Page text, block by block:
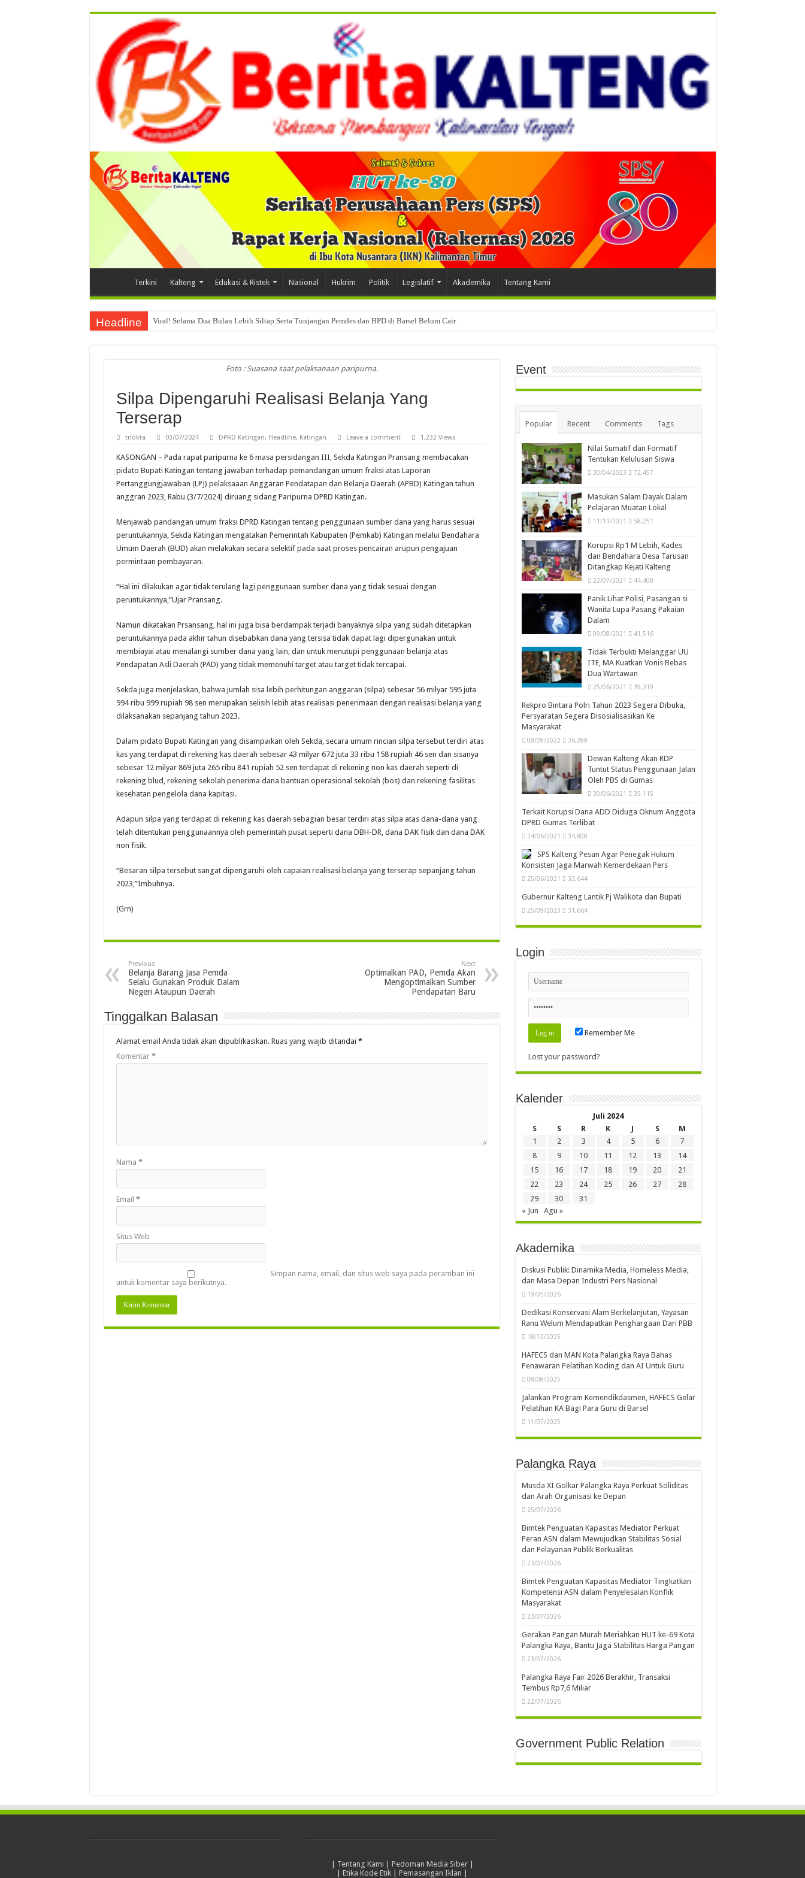
Terkini Kalteng Edukasi & Ristek Nasional Hukrim Politik Legislatif Akademika Tentang Kami
Headline Viral! Selama Dua Bulan Lebih Siltap Serta Tunjangan Pemdes dan BPD di Barsel Belum Cair
Foto : Suasana saat pelaksanaan paripurna.
Silpa Dipengaruhi Realisasi Belanja Yang
Terserap
triokta 03/07/2024 DPRD Katingan, Headline, Katingan Leave a comment 1,232 Views
KASONGAN – Pada rapat paripurna ke 6 masa persidangan III, Sekda Katingan Pransang membacakan
pidato Bupati Katingan tentang jawaban terhadap pemandangan umum fraksi atas Laporan
Pertanggungjawaban (LPJ) pelaksaaan Anggaran Pendatapan dan Belanja Daerah (APBD) Katingan tahun
anggran 2023, Rabu (3/7/2024) diruang sidang Paripurna DPRD Katingan.
Menjawab pandangan umum fraksi DPRD Katingan tentang penggunaan sumber dana yang harus sesuai
peruntukannya, Sekda Katingan mengatakan Pemerintah Kabupaten (Pemkab) Katingan melalui Bendahara
Umum Daerah (BUD) akan melakukan secara selektif pada saat proses pencairan arupun pengajuan
permintaan pembayaran.
“Hal ini dilakukan agar tidak terulang lagi penggunaan sumber dana yang tidak sesuai dengan
peruntukannya,”Ujar Pransang.
Namun dikatakan Prsansang, hal ini juga bisa berdampak terjadi banyaknya silpa yang sudah ditetapkan
peruntukannya pada akhir tahun disebabkan dana yang tersisa tidak dapat lagi dipergunakan untuk
membiayai atau menalangi sumber dana yang lain, dan untuk menutupi penggunaan belanja atas
Pendapatan Asli Daerah (PAD) yang tidak memenuhi target atau target tidak tercapai.
Sekda juga menjelaskan, bahwa jumlah sisa lebih perhitungan anggaran (silpa) sebesar 56 milyar 595 juta
994 ribu 999 rupiah 98 sen merupakan selisih lebih atas realisasi penerimaan dengan realisasi belanja yang
dilaksanakan sepanjang tahun 2023.
Dalam pidato Bupati Katingan yang disampaikan oleh Sekda, secara umum rincian silpa tersebut terdiri atas
kas yang terdapat di rekening kas daerah sebesar 43 milyar 672 juta 33 ribu 158 rupiah 46 sen dan sisanya
sebesar 12 milyar 869 juta 265 ribu 841 rupiah 52 sen terdapat di rekening non kas daerah seperti di
rekening blud, rekening sekolah penerima dana bantuan operasional sekolah (bos) dan rekening fasilitas
kesehatan pengelola dana kapitasi.
Adapun silpa yang terdapat di rekening kas daerah sebagian besar terdiri atas silpa atas dana-dana yang
telah ditentukan penggunaannya oleh pemerintah pusat seperti dana DBH-DR, dana DAK fisik dan dana DAK
non fisik.
“Besaran silpa tersebut sangat dipengaruhi oleh capaian realisasi belanja yang terserap sepanjang tahun
2023,”Imbuhnya.
(Grn)
Previous
Belanja Barang Jasa Pemda
Selalu Gunakan Produk Dalam
Negeri Ataupun Daerah
Next
Optimalkan PAD, Pemda Akan
Mengoptimalkan Sumber
Pendapatan Baru
Tinggalkan Balasan
Alamat email Anda tidak akan dipublikasikan. Ruas yang wajib ditandai *
Komentar *
Nama *
Email *
Situs Web
Simpan nama, email, dan situs web saya pada peramban ini
untuk komentar saya berikutnya.
Event
Popular Recent Comments Tags
Nilai Sumatif dan Formatif
Tentukan Kelulusan Siswa
30/04/2023 72,457
Masukan Salam Dayak Dalam
Pelajaran Muatan Lokal
11/11/2021 58,251
Korupsi Rp1 M Lebih, Kades
dan Bendahara Desa Tarusan
Ditangkap Kejati Kalteng
22/07/2021 44,408
Panik Lihat Polisi, Pasangan si
Wanita Lupa Pasang Pakaian
Dalam
09/08/2021 41,516
Tidak Terbukti Melanggar UU
ITE, MA Kuatkan Vonis Bebas
Dua Wartawan
25/06/2021 39,319
Rekpro Bintara Polri Tahun 2023 Segera Dibuka,
Persyaratan Segera Disosialisasikan Ke
Masyarakat
08/09/2022 36,289
Dewan Kalteng Akan RDP
Tuntut Status Penggunaan Jalan
Oleh PBS di Gumas
30/06/2021 35,115
Terkait Korupsi Dana ADD Diduga Oknum Anggota
DPRD Gumas Terlibat
24/06/2021 34,808
SPS Kalteng Pesan Agar Penegak Hukum
Konsisten Jaga Marwah Kemerdekaan Pers
25/06/2021 33,644
Gubernur Kalteng Lantik Pj Walikota dan Bupati
25/09/2023 31,664
Login
Remember Me
Lost your password?
Kalender
Juli 2024
S
S R K J S
M
1
2 3 4 5 6
7
8
9 10 11 12 13
14
15
16 17 18 19 20
21
22
23 24 25 26 27
28
29
30
31
« Jun
Agu »
Akademika
Diskusi Publik: Dinamika Media, Homeless Media,
dan Masa Depan Industri Pers Nasional
19/05/2026
Dedikasi Konservasi Alam Berkelanjutan, Yayasan
Ranu Welum Mendapatkan Penghargaan Dari PBB
18/12/2025
HAFECS dan MAN Kota Palangka Raya Bahas
Penawaran Pelatihan Koding dan AI Untuk Guru
08/08/2025
Jalankan Program Kemendikdasmen, HAFECS Gelar
Pelatihan KA Bagi Para Guru di Barsel
11/07/2025
Palangka Raya
Musda XI Golkar Palangka Raya Perkuat Soliditas
dan Arah Organisasi ke Depan
25/07/2026
Bimtek Penguatan Kapasitas Mediator Perkuat
Peran ASN dalam Mewujudkan Stabilitas Sosial
dan Pelayanan Publik Berkualitas
23/07/2026
Bimtek Penguatan Kapasitas Mediator Tingkatkan
Kompetensi ASN dalam Penyelesaian Konflik
Masyarakat
23/07/2026
Gerakan Pangan Murah Meriahkan HUT ke-69 Kota
Palangka Raya, Bantu Jaga Stabilitas Harga Pangan
23/07/2026
Palangka Raya Fair 2026 Berakhir, Transaksi
Tembus Rp7,6 Miliar
22/07/2026
Government Public Relation
Tentang Kami Pedoman Media Siber|
|Etika Kode Etik |Pemasangan Iklan